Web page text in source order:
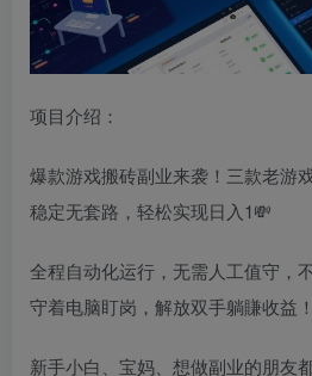
项目介绍：
爆款游戏搬砖副业来袭！三款老游
稳定无套路，轻松实现日入1💸
全程自动化运行，无需人工值守，
守着电脑盯岗，解放双手躺賺收益！
新手小白、宝妈、想做副业的朋友